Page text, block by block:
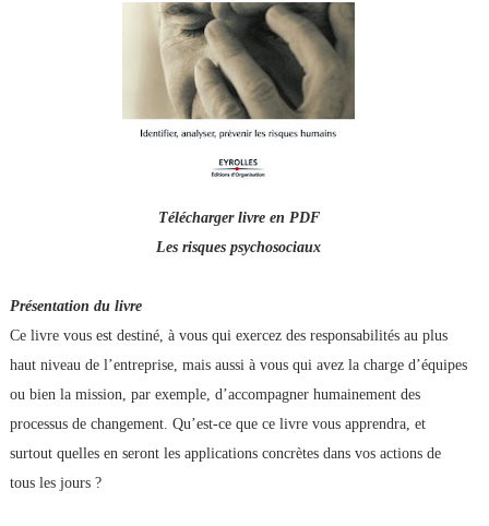
Télécharger livre en PDF
Les risques psychosociaux
Présentation du livre
Ce livre vous est destiné, à vous qui exercez des responsabilités au plus
haut niveau de l’entreprise, mais aussi à vous qui avez la charge d’équipes
ou bien la mission, par exemple, d’accompagner humainement des
processus de changement. Qu’est-ce que ce livre vous apprendra, et
surtout quelles en seront les applications concrètes dans vos actions de
tous les jours ?